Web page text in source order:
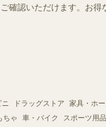
確認いただけます。お得
ニ ドラッグストア
家具・ホ
ちゃ 車・バイク
スポーツ用